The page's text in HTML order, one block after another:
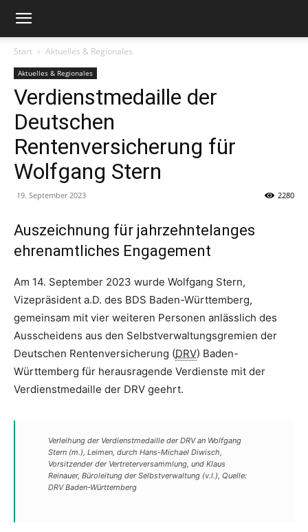
Start Aktuelles & Regionales
Aktuelles & Regionales
Verdienstmedaille der
Deutschen
Rentenversicherung für
Wolfgang Stern
19. September 2023 2280
Auszeichnung für jahrzehntelanges
ehrenamtliches Engagement
Am 14. September 2023 wurde Wolfgang Stern,
Vizepräsident a.D. des BDS Baden-Württemberg,
gemeinsam mit vier weiteren Personen anlässlich des
Ausscheidens aus den Selbstverwaltungsgremien der
Deutschen Rentenversicherung (DRV) Baden-
Württemberg für herausragende Verdienste mit der
Verdienstmedaille der DRV geehrt.
Verleihung der Verdienstmedaille der DRV an Wolfgang
Stern (m.), Leimen, durch Hans-Michael Diwisch,
Vorsitzender der Vertreterversammlung, und Klaus
Reinauer, Büroleitung der Selbstverwaltung (v.l.), Quelle:
DRV Baden-Württemberg